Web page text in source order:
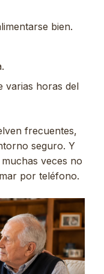
bien.
varias horas del
frecuentes,
seguro. Y
veces no
por teléfono.